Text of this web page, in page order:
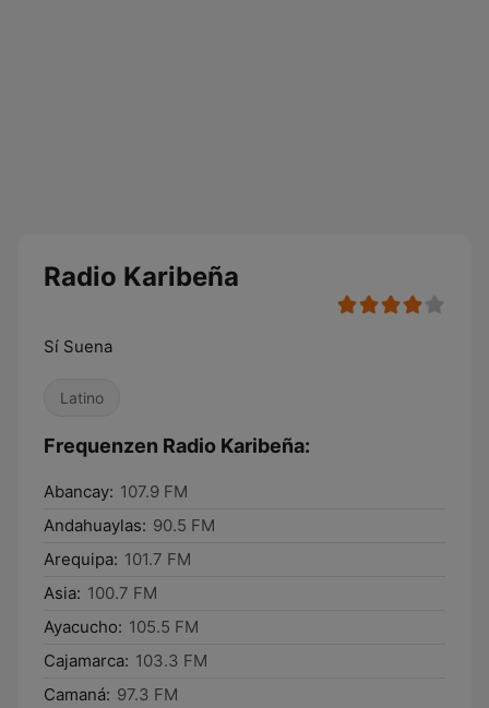
Radio Karibeña
Sí Suena
Latino
Frequenzen Radio Karibeña:
Abancay: 107.9 FM
Andahuaylas: 90.5 FM
Arequipa: 101.7 FM
Asia: 100.7 FM
Ayacucho: 105.5 FM
Cajamarca: 103.3 FM
Camaná: 97.3 FM